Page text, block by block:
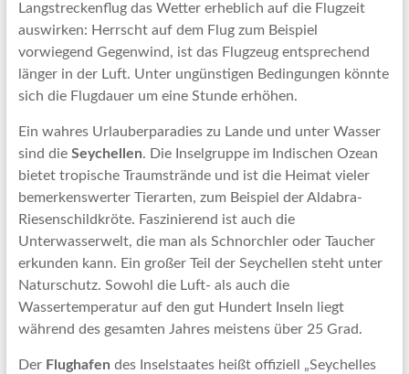
Langstreckenflug das Wetter erheblich auf die Flugzeit
auswirken: Herrscht auf dem Flug zum Beispiel
vorwiegend Gegenwind, ist das Flugzeug entsprechend
länger in der Luft. Unter ungünstigen Bedingungen könnte
sich die Flugdauer um eine Stunde erhöhen.
Ein wahres Urlauberparadies zu Lande und unter Wasser
sind die Seychellen. Die Inselgruppe im Indischen Ozean
bietet tropische Traumstrände und ist die Heimat vieler
bemerkenswerter Tierarten, zum Beispiel der Aldabra-
Riesenschildkröte. Faszinierend ist auch die
Unterwasserwelt, die man als Schnorchler oder Taucher
erkunden kann. Ein großer Teil der Seychellen steht unter
Naturschutz. Sowohl die Luft- als auch die
Wassertemperatur auf den gut Hundert Inseln liegt
während des gesamten Jahres meistens über 25 Grad.
Der Flughafen des Inselstaates heißt offiziell „Seychelles